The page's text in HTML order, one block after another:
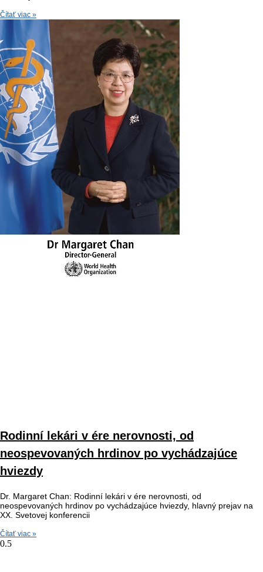
Čítať viac »
Rodinní lekári v ére nerovnosti, od
neospevovaných hrdinov po vychádzajúce
hviezdy
Dr. Margaret Chan: Rodinní lekári v ére nerovnosti, od
neospevovaných hrdinov po vychádzajúce hviezdy, hlavný prejav na
XX. Svetovej konferencii
Čítať viac »